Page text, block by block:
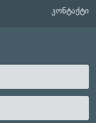
კონტაქტი